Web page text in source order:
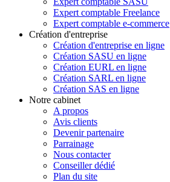
Expert comptable Freelance
Expert comptable e-commerce
Création d'entreprise
Création d'entreprise en ligne
Création SASU en ligne
Création EURL en ligne
Création SARL en ligne
Création SAS en ligne
Notre cabinet
A propos
Avis clients
Devenir partenaire
Parrainage
Nous contacter
Conseiller dédié
Plan du site